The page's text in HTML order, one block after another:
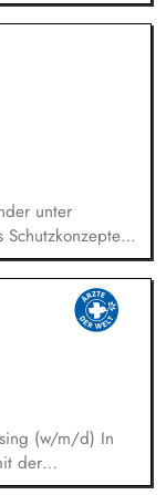
Vorstand
für die Strategie,
Dazu
und
unter
pädagogischen
der
der ihr
der Leitung
von
Teambildung
und
(w/m/d) In
der
des